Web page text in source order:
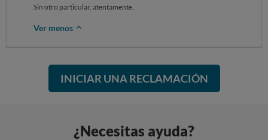
Sin otro particular, atentamente.
Ver menos
INICIAR UNA RECLAMACIÓN
¿Necesitas ayuda?